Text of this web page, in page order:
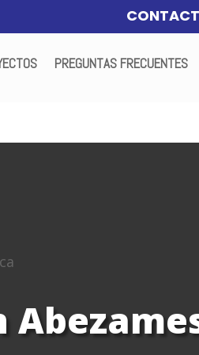
PREGUNTAS FRECUENTES